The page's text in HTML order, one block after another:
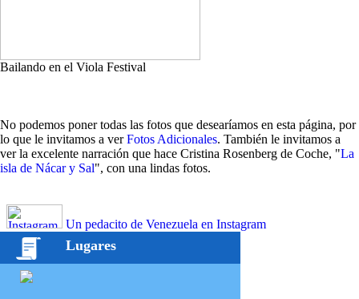
Bailando en el Viola Festival
No podemos poner todas las fotos que desearíamos en esta página, por
lo que le invitamos a verFotos Adicionales. También le invitamos a
ver la excelente narración que hace Cristina Rosenberg de Coche, "La
isla de Nácar y Sal", con una lindas fotos.
Un pedacito de Venezuela en Instagram
Lugares